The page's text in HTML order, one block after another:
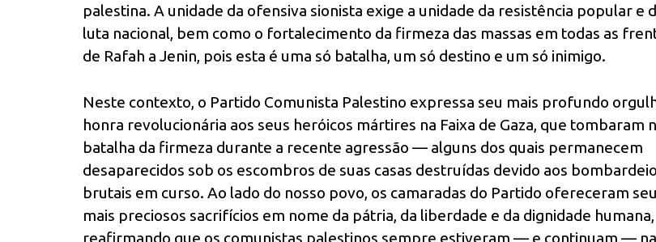
palestina. A unidade da ofensiva sionista exige a unidade da resistência popular e
luta nacional, bem como o fortalecimento da firmeza das massas em todas as
de Rafah a Jenin, pois esta é uma só batalha, um só destino e um só inimigo.
Neste contexto, o Partido Comunista Palestino expressa seu mais profundo
honra revolucionária aos seus heróicos mártires na Faixa de Gaza, que tombaram
batalha da firmeza durante a recente agressão — alguns dos quais permanecem
desaparecidos sob os escombros de suas casas destruídas devido aos
brutais em curso. Ao lado do nosso povo, os camaradas do Partido ofereceram
mais preciosos sacrifícios em nome da pátria, da liberdade e da dignidade humana,
reafirmando que os comunistas palestinos sempre estiveram — e continuam — na